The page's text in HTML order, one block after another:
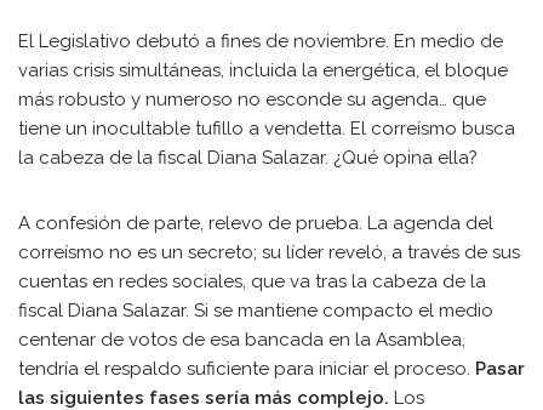
El Legislativo debutó a fines de noviembre. En medio de
varias crisis simultáneas, incluida la energética, el bloque
más robusto y numeroso no esconde su agenda… que
tiene un inocultable tufillo a vendetta. El correísmo busca
la cabeza de la fiscal Diana Salazar. ¿Qué opina ella?
A confesión de parte, relevo de prueba. La agenda del
correísmo no es un secreto; su líder reveló, a través de sus
cuentas en redes sociales, que va tras la cabeza de la
fiscal Diana Salazar. Si se mantiene compacto el medio
centenar de votos de esa bancada en la Asamblea,
tendría el respaldo suficiente para iniciar el proceso. Pasar
las siguientes fases sería más complejo. Los